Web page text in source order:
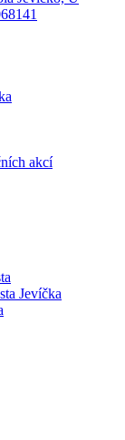
akcí
Jevíčka